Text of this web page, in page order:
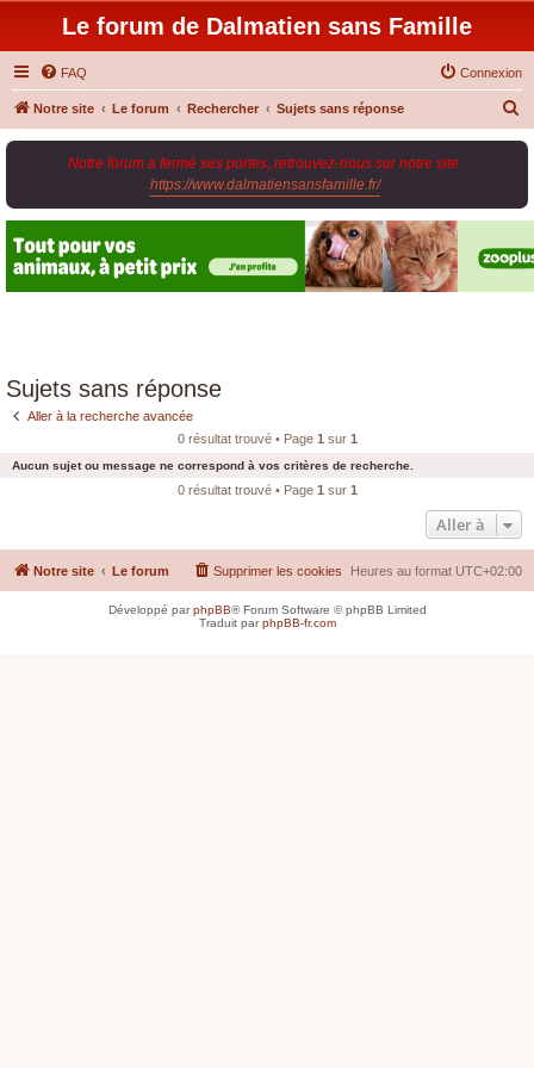
Le forum de Dalmatien sans Famille
FAQ Connexion
Notre site Le forum Rechercher Sujets sans réponse
e
r
Notre forum a fermé ses portes, retrouvez-nous sur notre site :
https://www.dalmatiensansfamille.fr/.
Sujets sans réponse
Aller à la recherche avancée
0 résultat trouvé • Page 1 sur 1
Aucun sujet ou message ne correspond à vos critères de recherche.
0 résultat trouvé • Page 1 sur 1
Aller à
Notre site Le forum Heures au format UTC+02:00
Supprimer les cookies
Développé parphpBB® Forum Software © phpBB Limited
Traduit parphpBB-fr.com